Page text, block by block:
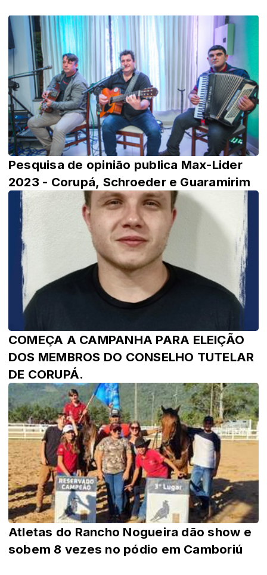
Pesquisa de opinião publica Max-Lider
2023 - Corupá, Schroeder e Guaramirim
COMEÇA A CAMPANHA PARA ELEIÇÃO
DOS MEMBROS DO CONSELHO TUTELAR
DE CORUPÁ.
Atletas do Rancho Nogueira dão show e
sobem 8 vezes no pódio em Camboriú